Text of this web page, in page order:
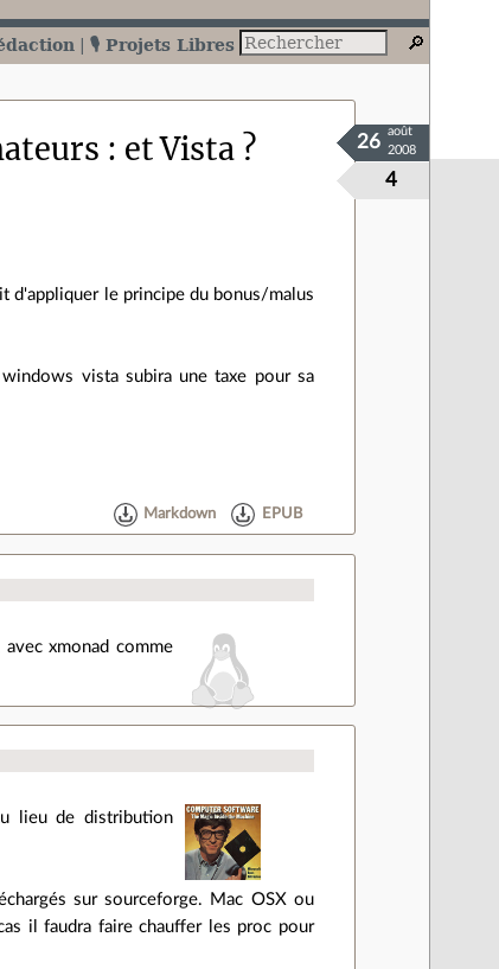
🎙️ Projets Libres
: et Vista ?
4
26
août
2008
d'appliquer le principe du bonus/malus
vista subira une taxe pour sa
Markdown EPUB
xmonad comme
lieu de distribution
sur sourceforge. Mac OSX ou
il faudra faire chauffer les proc pour